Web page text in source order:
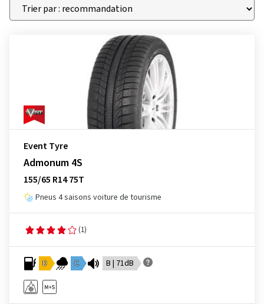
Event Tyre
Admonum 4S
155/65 R14 75T
Pneus 4 saisons voiture de tourisme
(1)
D C B | 71dB